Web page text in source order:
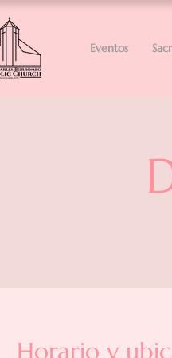
Eventos
Horario y